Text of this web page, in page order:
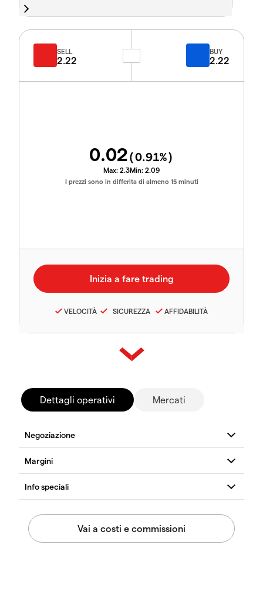
SELL
2.22
BUY
2.22
0.02(0.91%)
Max: 2.3Min: 2.09
I prezzi sono in differita di almeno 15 minuti
VELOCITÀ SICUREZZA AFFIDABILITÀ
Dettagli operativi Mercati